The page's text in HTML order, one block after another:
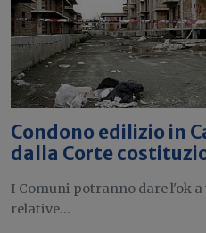
Condono edilizio in
dalla Corte
I Comuni potranno dare l'ok
relative...